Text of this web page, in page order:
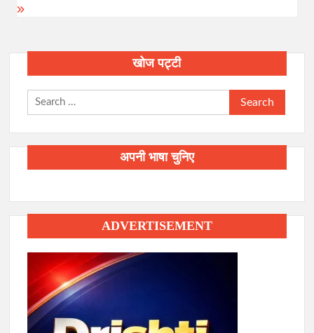
खोज पट्टी
Search
for:
अपनी भाषा चुनिए
ADVERTISEMENT